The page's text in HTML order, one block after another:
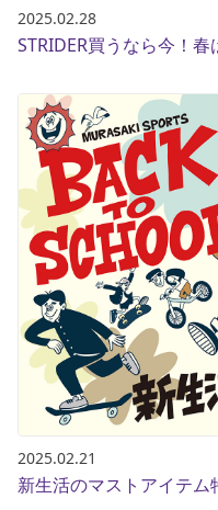
2025.02.28
STRIDER買うなら今！
2025.02.21
新生活のマストアイテム